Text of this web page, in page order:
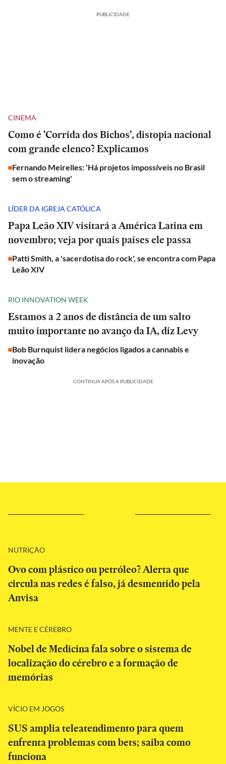
PUBLICIDADE
CINEMA
Como é 'Corrida dos Bichos', distopia nacional
com grande elenco? Explicamos
Fernando Meirelles: 'Há projetos impossíveis no Brasil
sem o streaming'
LÍDER DA IGREJA CATÓLICA
Papa Leão XIV visitará a América Latina em
novembro; veja por quais países ele passa
Patti Smith, a 'sacerdotisa do rock', se encontra com Papa
Leão XIV
RIO INNOVATION WEEK
Estamos a 2 anos de distância de um salto
muito importante no avanço da IA, diz Levy
Bob Burnquist lidera negócios ligados a cannabis e
inovação
CONTINUA APÓS A PUBLICIDADE
NUTRIÇÃO
Ovo com plástico ou petróleo? Alerta que
circula nas redes é falso, já desmentido pela
Anvisa
MENTE E CÉREBRO
Nobel de Medicina fala sobre o sistema de
localização do cérebro e a formação de
memórias
VÍCIO EM JOGOS
SUS amplia teleatendimento para quem
enfrenta problemas com bets; saiba como
funciona